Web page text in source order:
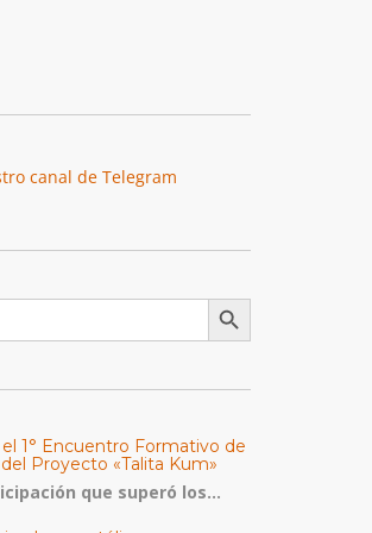
canal de Telegram
Botón de búsqueda
1° Encuentro Formativo de
Proyecto «Talita Kum»
que superó los...